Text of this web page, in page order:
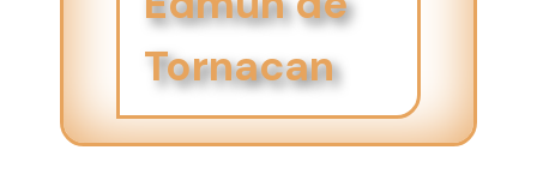
Tornacan